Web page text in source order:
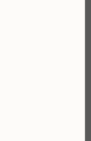
meest extreem
zijdezacht en
trekt sneller in
of Aloë Vera